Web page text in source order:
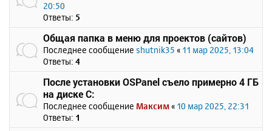
20:50
Ответы: 5
Общая папка в меню для проектов (сайтов)
Последнее сообщение shutnik35 « 11 мар 2025, 13:04
Ответы: 4
После установки OSPanel съело примерно 4 ГБ
на диске C:
Последнее сообщение Максим « 10 мар 2025, 22:31
Ответы: 1